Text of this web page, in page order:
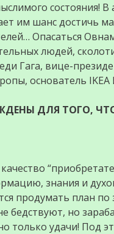
состояния!
им шанс достичь
Опасаться
людей,
Гага, вице-
основатель
ДЛЯ ТОГО,
знания и
продумать план
бедствуют, но
только удачи! Под